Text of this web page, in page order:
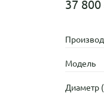
37 800
Модель
Диаметр